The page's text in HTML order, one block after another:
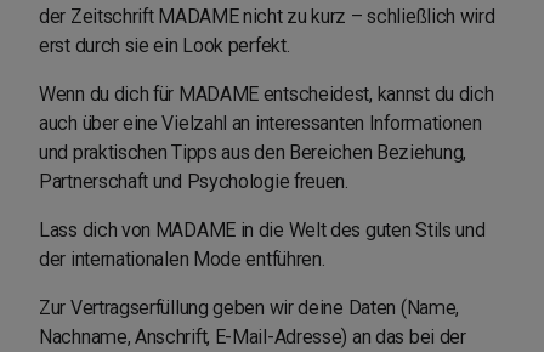
der Zeitschrift MADAME nicht zu kurz – schließlich wird
erst durch sie ein Look perfekt.
Wenn du dich für MADAME entscheidest, kannst du dich
auch über eine Vielzahl an interessanten Informationen
und praktischen Tipps aus den Bereichen Beziehung,
Partnerschaft und Psychologie freuen.
Lass dich von MADAME in die Welt des guten Stils und
der internationalen Mode entführen.
Zur Vertragserfüllung geben wir deine Daten (Name,
Nachname, Anschrift, E-Mail-Adresse) an das bei der